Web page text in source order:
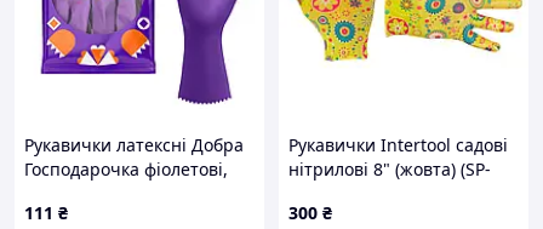
Рукавички латексні Добра
Господарочка фіолетові,
111 ₴
Рукавички Intertool садові
нітрилові 8" (жовта) (SP-
300 ₴